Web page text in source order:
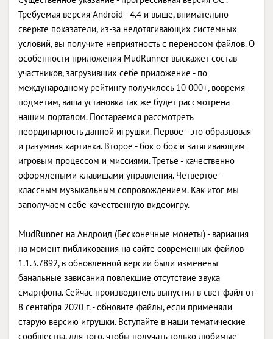
Требуемая версия Android - 4.4 и выше, внимательно
сверьте показатели, из-за недотягивающих системных
условий, вы получите неприятность с переносом файлов. О
особенности приложения MudRunner выскажет состав
участников, загрузивших себе приложение - по
международному рейтингу получилось 10 000+, вовремя
подметим, ваша установка так же будет рассмотрена
нашим порталом. Постараемся рассмотреть
неординарность данной игрушки. Первое - это образцовая
и разумная картинка. Второе - бок о бок и затягивающим
игровым процессом и миссиями. Третье - качественно
оформлеными клавишами управления. Четвертое -
классным музыкальным сопровождением. Как итог мы
заполучаем себе качественную видеоигру.
MudRunner на Андроид (Бесконечные монеты) - вариация
на момент пибликования на сайте современных файлов -
1.1.3.7892, в обновленной версии были изменены
банальные зависания повлекшие отсутствие звука
смартфона. Сейчас производитель выпустил в свет файл от
8 сентября 2020 г. - обновите файлы, если применяли
старую версию игрушки. Вступайте в наши тематические
сообщества, для того, чтобы получать только любимые